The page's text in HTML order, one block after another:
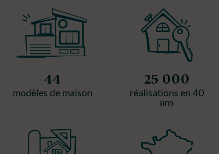
44
modèles de maison
25 000
réalisations en 40
ans